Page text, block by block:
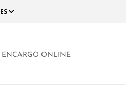
ES
ENCARGO ONLINE